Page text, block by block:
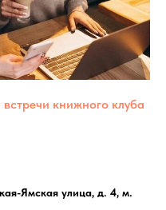
книжного клуба
Ямская улица, д. 4, м.